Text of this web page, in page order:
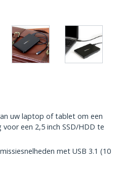
uw laptop of tablet om een
een 2,5 inch SSD/HDD te
met USB 3.1 (10